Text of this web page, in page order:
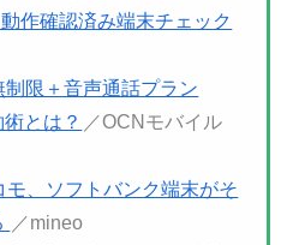
作確認済み端末チェック
限＋音声通話プラン
とは？ ／OCNモバイル
、ソフトバンク端末がそ
／mineo